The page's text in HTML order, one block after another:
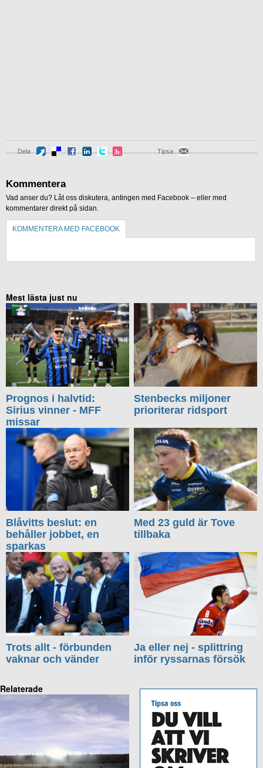
Dela Tipsa
Kommentera
Vad anser du? Låt oss diskutera, antingen med Facebook – eller med
kommentarer direkt på sidan.
KOMMENTERA MED FACEBOOK
Mest lästa just nu
Prognos i halvtid:
Sirius vinner - MFF
missar
Stenbecks miljoner
prioriterar ridsport
Blåvitts beslut: en
behåller jobbet, en
sparkas
Med 23 guld är Tove
tillbaka
Trots allt - förbunden
vaknar och vänder
Ja eller nej - splittring
inför ryssarnas försök
Relaterade